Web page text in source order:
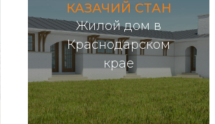
КАЗАЧИЙ СТАН
Жилой дом в
Краснодарском
крае
Подробнее...